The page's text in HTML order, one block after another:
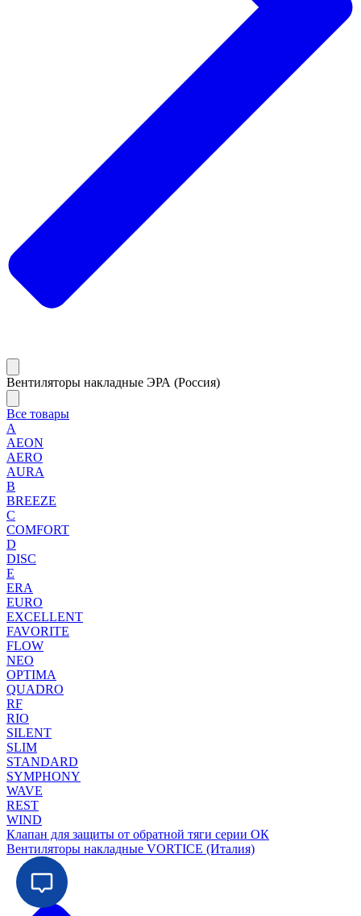
Вентиляторы накладные ЭРА (Россия)
Все товары
A
AEON
AERO
AURA
B
BREEZE
C
COMFORT
D
DISC
E
ERA
EURO
EXCELLENT
FAVORITE
FLOW
NEO
OPTIMA
QUADRO
RF
RIO
SILENT
SLIM
STANDARD
SYMPHONY
WAVE
REST
WIND
Клапан для защиты от обратной тяги серии ОК
Вентиляторы накладные VORTICE (Италия)